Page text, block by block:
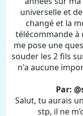
universelle et
changé et la
télécommande
me pose une
souder les 2 fils
n'a aucune
Par:
Salut, tu aurais
stp, il ne